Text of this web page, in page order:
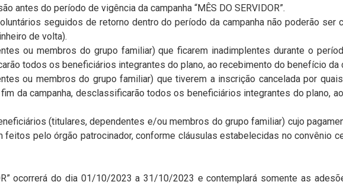
antes do período de vigência da campanha “MÊS DO SERVIDOR”.
seguidos de retorno dentro do período da campanha não poderão ser
de volta).
ou membros do grupo familiar) que ficarem inadimplentes durante o
todos os beneficiários integrantes do plano, ao recebimento do benefício da
ou membros do grupo familiar) que tiverem a inscrição cancelada por
da campanha, desclassificarão todos os beneficiários integrantes do plano,
(titulares, dependentes e/ou membros do grupo familiar) cujo
feitos pelo órgão patrocinador, conforme cláusulas estabelecidas no convênio
ocorrerá do dia 01/10/2023 a 31/10/2023 e contemplará somente as